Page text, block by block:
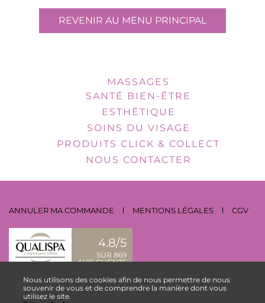
Nous utilisons des cookies afin de nous permettre de nous
souvenir de vous et de comprendre la manière dont vous
utilisez le site.
REVENIR AU MENU PRINCIPAL
MASSAGES
SANTÉ BIEN-ÊTRE
ESTHÉTIQUE
SOINS DU VISAGE
PRODUITS CLICK & COLLECT
NOUS CONTACTER
ANNULER MA COMMANDE MENTIONS LÉGALES CGV
4.8/5
SUR 869
AVIS CLIENTS
NOUS CONTACTER